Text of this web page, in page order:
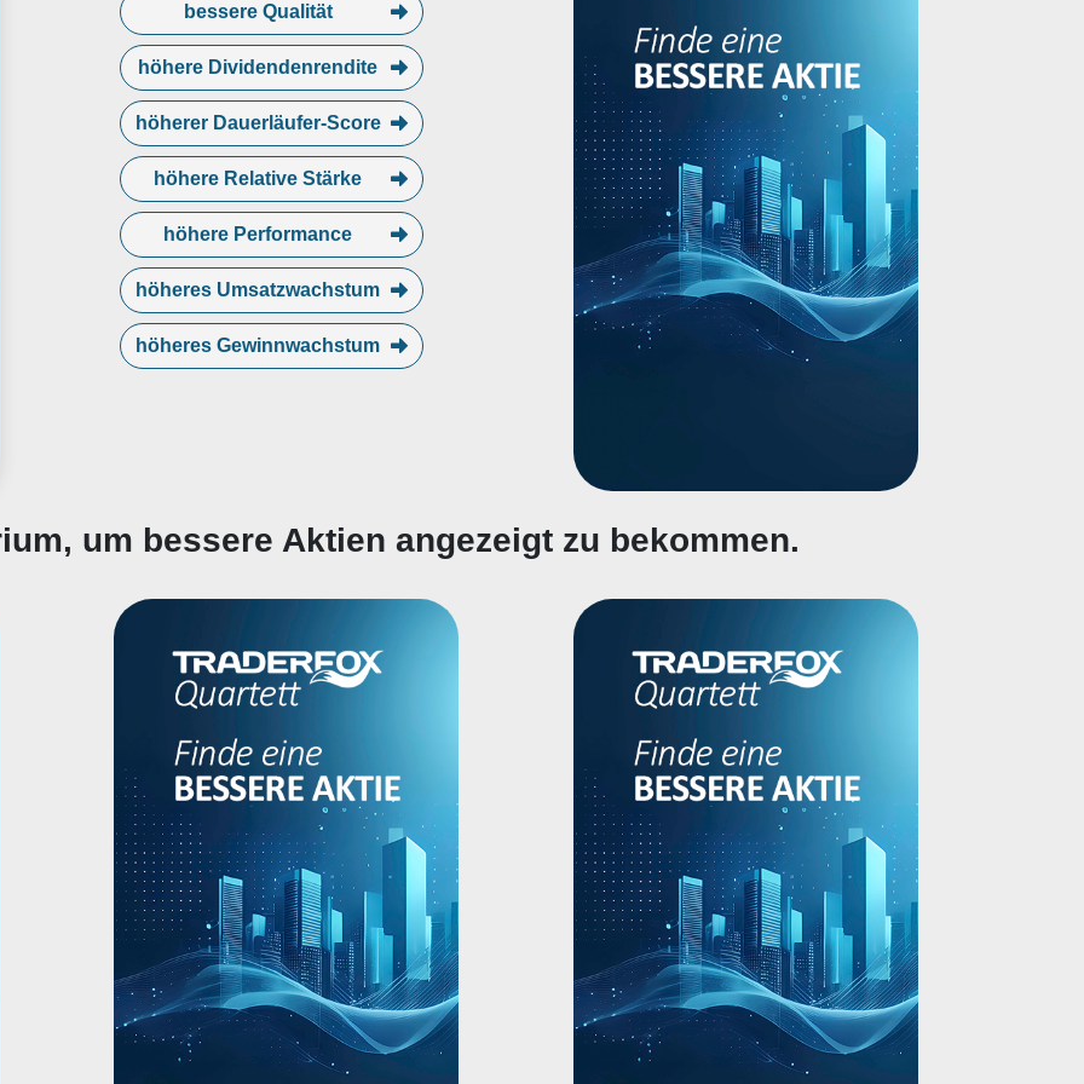
bessere Qualität
höhere Dividendenrendite
höherer Dauerläufer-Score
höhere Relative Stärke
höhere Performance
höheres Umsatzwachstum
höheres Gewinnwachstum
um bessere Aktien angezeigt zu bekommen.